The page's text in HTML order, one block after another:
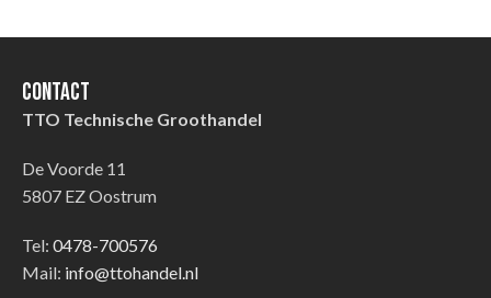
Contact
TTO Technische Groothandel
De Voorde 11
5807 EZ Oostrum
Tel: 0478-700576
Mail: info@ttohandel.nl